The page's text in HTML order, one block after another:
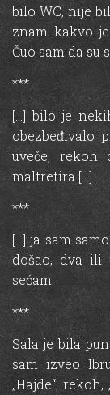
bilo WC, nije
znam kakvo
Čuo sam da su
***
[…] bilo je
obezbeđivalo
uveče, rekoh
maltretira […]
***
[…] ja sam
došao, dva
sećam.
***
Sala je bila
sam izveo
„Hajde“;